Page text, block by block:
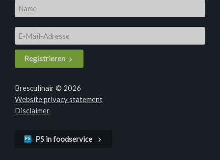
Registrieren
Bresculinair © 2026
Website privacy statement
Disclaimer
PS in foodservice